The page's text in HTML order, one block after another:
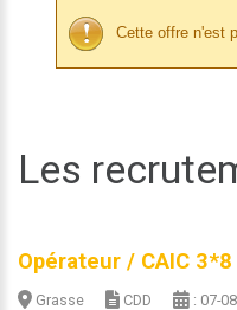
Cette offre n'est
Les
Opérateur / CAIC 3*8
Grasse CDD : 07-